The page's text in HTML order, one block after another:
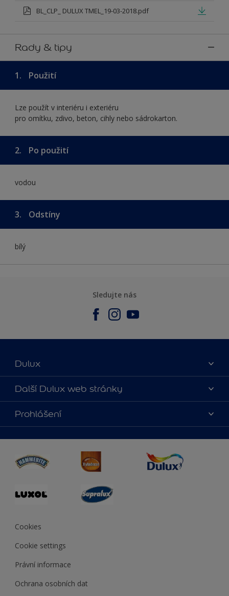
BL_CLP_ DULUX TMEL_19-03-2018.pdf
Rady & tipy
1. Použití
Lze použít v interiéru i exteriéru
pro omítku, zdivo, beton, cihly nebo sádrokarton.
2. Po použití
vodou
3. Odstíny
bílý
Sledujte nás
Dulux
O nás
Kontaktujte nás
Najít obchod
Další Dulux web stránky
duluxmalir.cz
duluxmaliar.sk
duluxprodejnabarev.cz
duluxpredajnafarieb.sk
Prohlášení
Cookies
Cookie settings
Právní informace
Ochrana osobních dat